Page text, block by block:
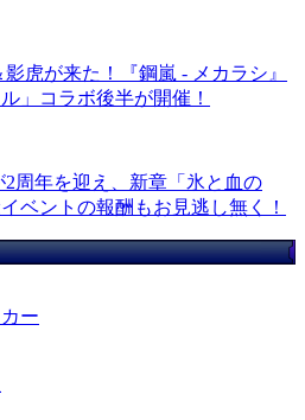
虎が来た！『鋼嵐 - メカラシ』
」コラボ後半が開催！
2周年を迎え、新章「氷と血の
ベントの報酬もお見逃し無く！
ー